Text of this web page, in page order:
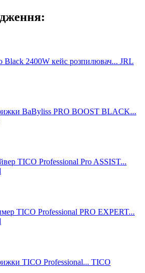
Black 2400W кейс розпилювач... JRL
BaByliss PRO BOOST BLACK...
TICO Professional Pro ASSIST...
TICO Professional PRO EXPERT...
TICO Professional... TICO